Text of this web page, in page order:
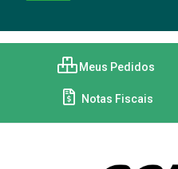
Meus Pedidos
Notas Fiscais